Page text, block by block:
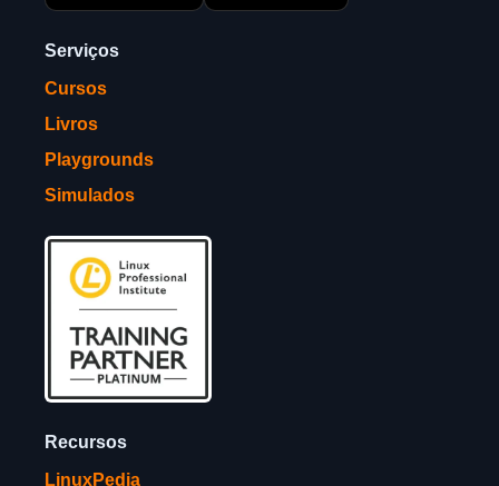
Serviços
Cursos
Livros
Playgrounds
Simulados
Recursos
LinuxPedia